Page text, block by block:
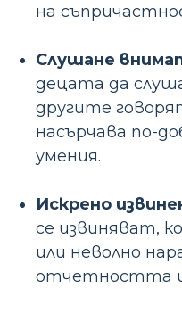
на
Слушане
децата да
другите
насърчава по-
умения.
Искрено
се извиняват,
или неволно
отчетността